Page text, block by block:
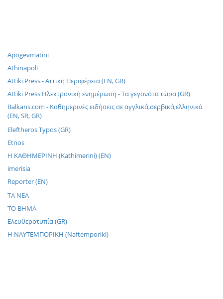
Apogevmatini
Athinapoli
Attiki Press - Αττική Περιφέρεια (EN, GR)
Attiki Press Ηλεκτρονική ενημέρωση - Τα γεγονότα τώρα (GR)
Balkans.com - Καθημερινές ειδήσεις σε αγγλικά,σερβικά,ελληνικά
(EN, SR, GR)
Eleftheros Typos (GR)
Etnos
H KAΘHMEPINH (Kathimerini) (EN)
imerisia
Reporter (EN)
TA NEA
TO BHMA
Ελευθεροτυπία (GR)
Η NΑΥΤΕΜΠΟΡΙΚΗ (Naftemporiki)